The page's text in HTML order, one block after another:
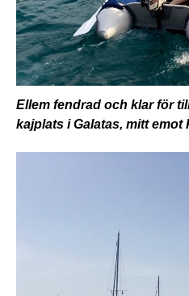
Ellem fendrad och klar för
kajplats i Galatas, mitt emot